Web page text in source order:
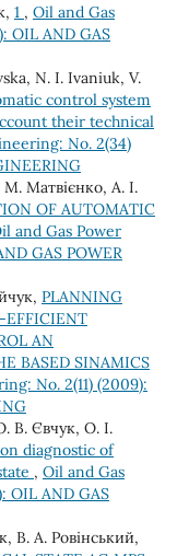
1 , Oil and Gas
OIL AND GAS
N. І. Ivaniuk, V.
control system
their technical
No. 2(34)
Матвієнко, А. І.
OF AUTOMATIC
and Gas Power
GAS POWER
PLANNING
EFFICIENT
AN
BASED SINAMICS
No. 2(11) (2009):
В. Євчук, О. І.
diagnostic of
, Oil and Gas
OIL AND GAS
В. А. Ровінський,